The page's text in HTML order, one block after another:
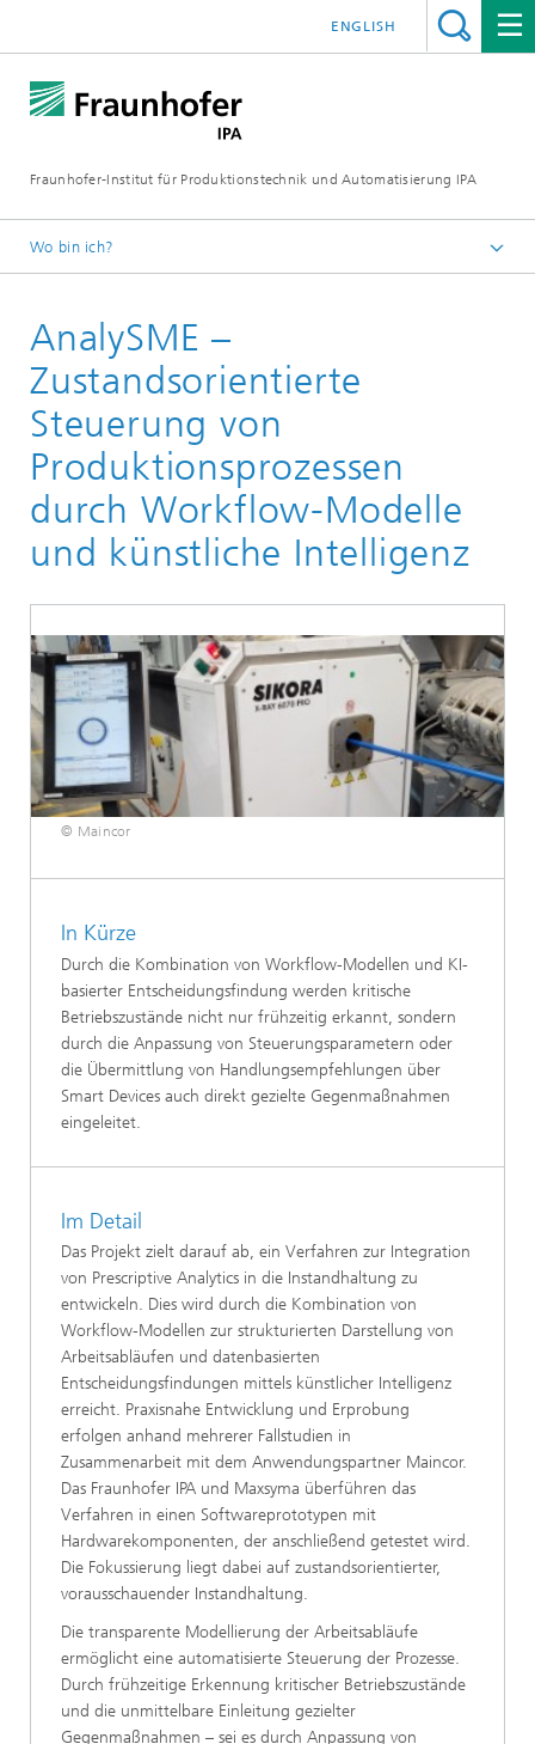
Fraunhofer-Institut für Produktionstechnik und Automatisierung IPA
ENGLISH
Wo bin ich?
Referenzprojekte
AnalySME –
Zustandsorientierte
Steuerung von
Produktionsprozessen
durch Workflow-Modelle
und künstliche Intelligenz
© Maincor
In Kürze
Durch die Kombination von Workflow-Modellen und KI-
basierter Entscheidungsfindung werden kritische
Betriebszustände nicht nur frühzeitig erkannt, sondern
durch die Anpassung von Steuerungsparametern oder
die Übermittlung von Handlungsempfehlungen über
Smart Devices auch direkt gezielte Gegenmaßnahmen
eingeleitet.
Im Detail
Das Projekt zielt darauf ab, ein Verfahren zur Integration
von Prescriptive Analytics in die Instandhaltung zu
entwickeln. Dies wird durch die Kombination von
Workflow-Modellen zur strukturierten Darstellung von
Arbeitsabläufen und datenbasierten
Entscheidungsfindungen mittels künstlicher Intelligenz
erreicht. Praxisnahe Entwicklung und Erprobung
erfolgen anhand mehrerer Fallstudien in
Zusammenarbeit mit dem Anwendungspartner Maincor.
Das Fraunhofer IPA und Maxsyma überführen das
Verfahren in einen Softwareprototypen mit
Hardwarekomponenten, der anschließend getestet wird.
Die Fokussierung liegt dabei auf zustandsorientierter,
vorausschauender Instandhaltung.
Die transparente Modellierung der Arbeitsabläufe
ermöglicht eine automatisierte Steuerung der Prozesse.
Durch frühzeitige Erkennung kritischer Betriebszustände
und die unmittelbare Einleitung gezielter
Gegenmaßnahmen – sei es durch Anpassung von